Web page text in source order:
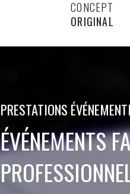
CONCEPT
ORIGINAL
PRESTATIONS
ÉVÉNEMENTS